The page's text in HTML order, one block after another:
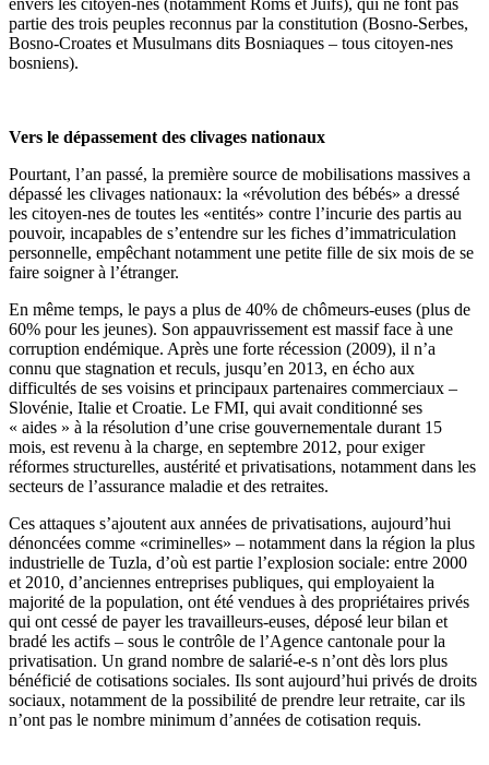
partie des trois peuples reconnus par la constitution (Bosno-Serbes,
Bosno-Croates et Musulmans dits Bosniaques – tous citoyen-nes
bosniens).
Vers le dépassement des clivages nationaux
Pourtant, l’an passé, la première source de mobilisations massives a
dépassé les clivages nationaux: la «révolution des bébés» a dressé
les citoyen-nes de toutes les «entités» contre l’incurie des partis au
pouvoir, incapables de s’entendre sur les fiches d’immatriculation
personnelle, empêchant notamment une petite fille de six mois de se
faire soigner à l’étranger.
En même temps, le pays a plus de 40% de chômeurs-euses (plus de
60% pour les jeunes). Son appauvrissement est massif face à une
corruption endémique. Après une forte récession (2009), il n’a
connu que stagnation et reculs, jusqu’en 2013, en écho aux
difficultés de ses voisins et principaux partenaires commerciaux –
Slovénie, Italie et Croatie. Le FMI, qui avait conditionné ses
« aides » à la résolution d’une crise gouvernementale durant 15
mois, est revenu à la charge, en septembre 2012, pour exiger
réformes structurelles, austérité et privatisations, notamment dans les
secteurs de l’assurance maladie et des retraites.
Ces attaques s’ajoutent aux années de privatisations, aujourd’hui
dénoncées comme «criminelles» – notamment dans la région la plus
industrielle de Tuzla, d’où est partie l’explosion sociale: entre 2000
et 2010, d’anciennes entreprises publiques, qui employaient la
majorité de la population, ont été vendues à des propriétaires privés
qui ont cessé de payer les travailleurs-euses, déposé leur bilan et
bradé les actifs – sous le contrôle de l’Agence cantonale pour la
privatisation. Un grand nombre de salarié-e-s n’ont dès lors plus
bénéficié de cotisations sociales. Ils sont aujourd’hui privés de droits
sociaux, notamment de la possibilité de prendre leur retraite, car ils
n’ont pas le nombre minimum d’années de cotisation requis.